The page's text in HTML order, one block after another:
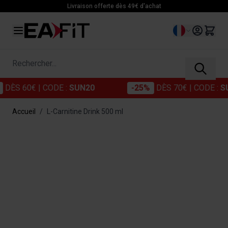
Livraison offerte dès 49€ d'achat
Langue
Rechercher...
| CODE :SUN20 DÈS 70€| CODE :SUN25
Accueil / L-Carnitine Drink 500 ml